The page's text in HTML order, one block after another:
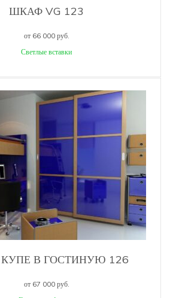
ШКАФ VG 123
от 66 000 руб.
Светлые вставки
В ГОСТИНУЮ 126
от 67 000 руб.